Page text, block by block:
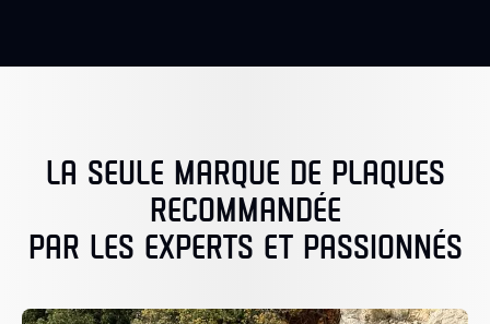
LA SEULE MARQUE DE PLAQUES
RECOMMANDÉE
PAR LES EXPERTS ET PASSIONNÉS